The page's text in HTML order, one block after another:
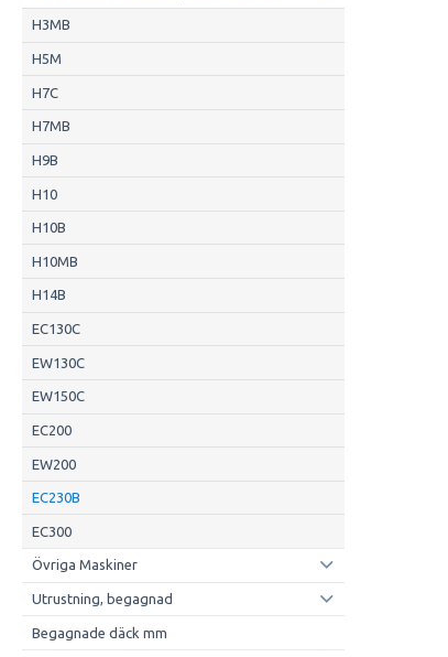
H3MB
H5M
H7C
H7MB
H9B
H10
H10B
H10MB
H14B
EC130C
EW130C
EW150C
EC200
EW200
EC230B
EC300
Övriga Maskiner
Utrustning, begagnad
Begagnade däck mm